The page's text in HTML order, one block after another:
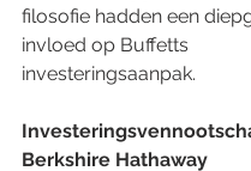
filosofie hadden een
invloed op Buffetts
investeringsaanpak.
Berkshire Hathaway